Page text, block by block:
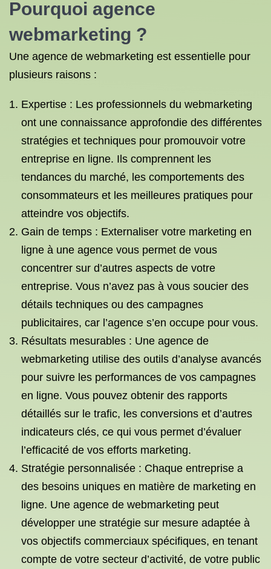
Pourquoi agence
webmarketing ?
Une agence de webmarketing est essentielle pour
plusieurs raisons :
Expertise : Les professionnels du webmarketing
ont une connaissance approfondie des différentes
stratégies et techniques pour promouvoir votre
entreprise en ligne. Ils comprennent les
tendances du marché, les comportements des
consommateurs et les meilleures pratiques pour
atteindre vos objectifs.
Gain de temps : Externaliser votre marketing en
ligne à une agence vous permet de vous
concentrer sur d’autres aspects de votre
entreprise. Vous n’avez pas à vous soucier des
détails techniques ou des campagnes
publicitaires, car l’agence s’en occupe pour vous.
Résultats mesurables : Une agence de
webmarketing utilise des outils d’analyse avancés
pour suivre les performances de vos campagnes
en ligne. Vous pouvez obtenir des rapports
détaillés sur le trafic, les conversions et d’autres
indicateurs clés, ce qui vous permet d’évaluer
l’efficacité de vos efforts marketing.
Stratégie personnalisée : Chaque entreprise a
des besoins uniques en matière de marketing en
ligne. Une agence de webmarketing peut
développer une stratégie sur mesure adaptée à
vos objectifs commerciaux spécifiques, en tenant
compte de votre secteur d’activité, de votre public